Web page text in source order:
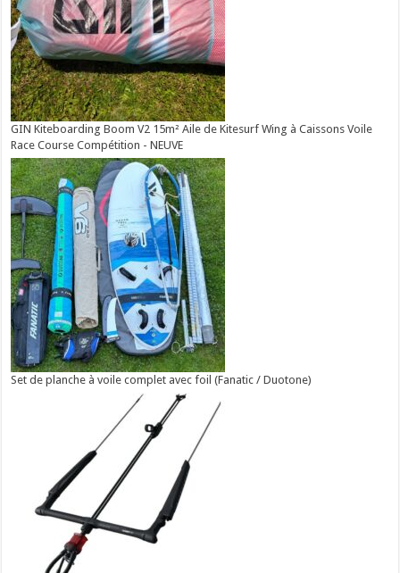
GIN Kiteboarding Boom V2 15m² Aile de Kitesurf Wing à Caissons Voile
Race Course Compétition - NEUVE
Set de planche à voile complet avec foil (Fanatic / Duotone)